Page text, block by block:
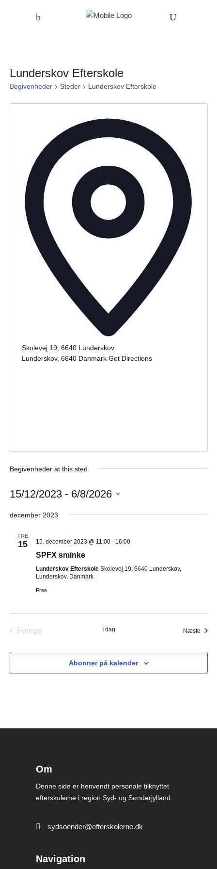
Lunderskov Efterskole
Begivenheder Steder Lunderskov Efterskole
Skolevej 19, 6640 Lunderskov
Lunderskov, 6640 Danmark Get Directions
Begivenheder at this sted
15/12/2023 - 6/8/2026
dato.
december 2023
FRE
15 15. december 2023 @ 11:00- 16:00
SPFX sminke
Lunderskov Efterskole Skolevej 19, 6640 Lunderskov,
Lunderskov, Danmark
Free
Forrige
I dag Næste
Abonner på kalender
Om
Denne side er henvendt personale tilknyttet
efterskolerne i region Syd- og Sønderjylland.
sydsoender@efterskolerne.dk
Navigation